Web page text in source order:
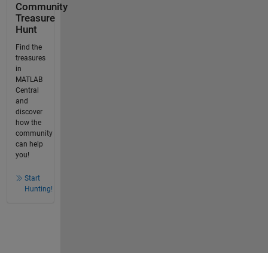
Community
Treasure
Hunt
Find the
treasures
in
MATLAB
Central
and
discover
how the
community
can help
you!
Start
Hunting!